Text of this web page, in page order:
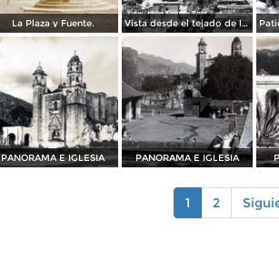
La Plaza y Fuente. Vista desde el tejado de la iglesia
PANORAMA E IGLESIA PANORAMA E IGLESIA
1 2